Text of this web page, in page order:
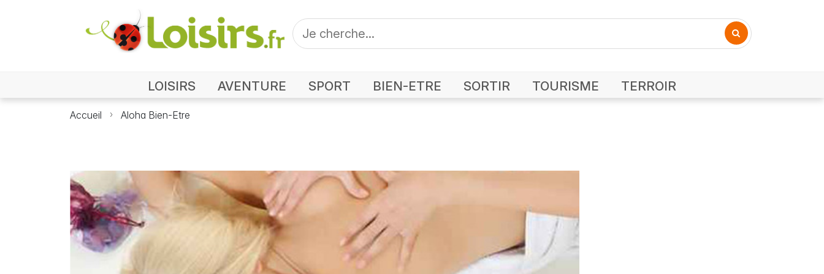
LOISIRS AVENTURE SPORT BIEN-ETRE SORTIR TOURISME TERROIR
Accueil Aloha Bien-Etre
Photo Aloha Bien-Etre